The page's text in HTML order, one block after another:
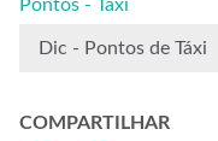
Pontos - Táxi
Dic - Pontos de Táxi
COMPARTILHAR